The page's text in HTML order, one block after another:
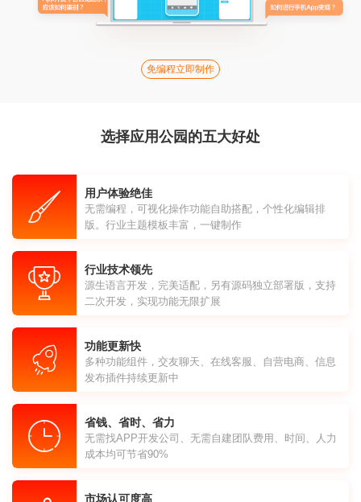
免编程立即制作
选择应用公园的五大好处
用户体验绝佳
无需编程，可视化操作功能自助搭配，个性化编辑排
版。行业主题模板丰富，一键制作
行业技术领先
源生语言开发，完美适配，另有源码独立部署版，支持
二次开发，实现功能无限扩展
功能更新快
多种功能组件，交友聊天、在线客服、自营电商、信息
发布插件持续更新中
省钱、省时、省力
无需找APP开发公司、无需自建团队费用、时间、人力
成本均可节省90%
市场认可度高